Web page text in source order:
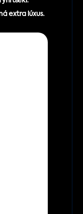
extra lúxus.